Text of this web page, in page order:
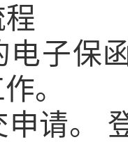
电子保
。
申请。